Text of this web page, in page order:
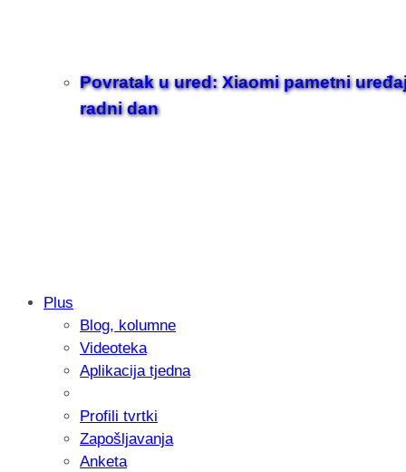
Povratak u ured: Xiaomi pametni
radni dan
Samsung otkrio kako je nastajala
donijelo tanje i izdržljivije preklopne
Plus
Blog, kolumne
Videoteka
Aplikacija tjedna
Profili tvrtki
Zapošljavanja
Anketa